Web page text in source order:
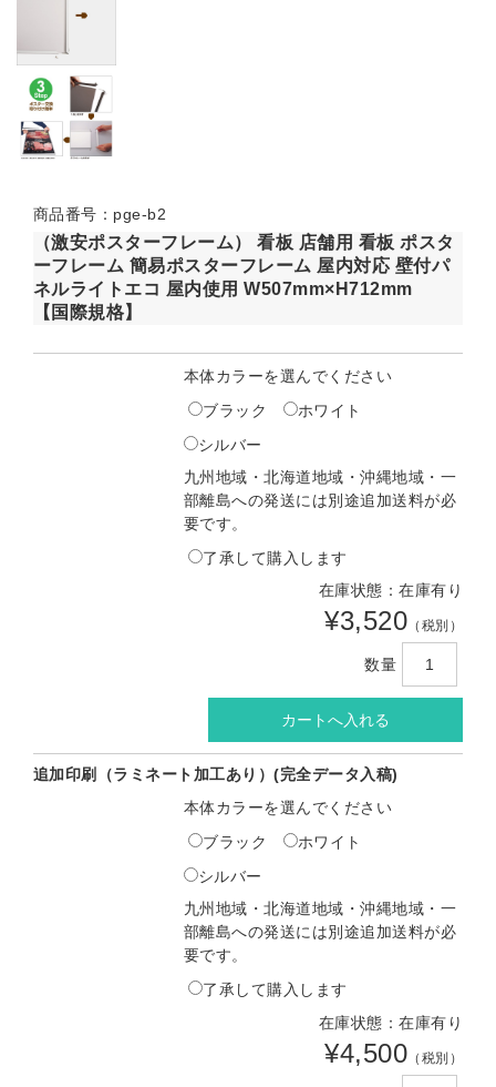
商品番号：pge-b2
（激安ポスターフレーム） 看板 店舗用 看板 ポスタ
ーフレーム 簡易ポスターフレーム 屋内対応 壁付パ
ネルライトエコ 屋内使用 W507mm×H712mm
【国際規格】
本体カラーを選んでください
ブラック
ホワイト
シルバー
九州地域・北海道地域・沖縄地域・一
部離島への発送には別途追加送料が必
要です。
了承して購入します
在庫状態：在庫有り
¥3,520 （税別）
数量
追加印刷（ラミネート加工あり）(完全データ入稿)
本体カラーを選んでください
ブラック
ホワイト
シルバー
九州地域・北海道地域・沖縄地域・一
部離島への発送には別途追加送料が必
要です。
了承して購入します
在庫状態：在庫有り
¥4,500 （税別）